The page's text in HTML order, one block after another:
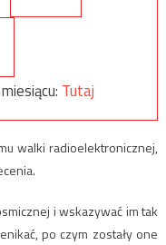
Tutaj
walki radioelektronicznej,
i wskazywać im tak
po czym zostały one